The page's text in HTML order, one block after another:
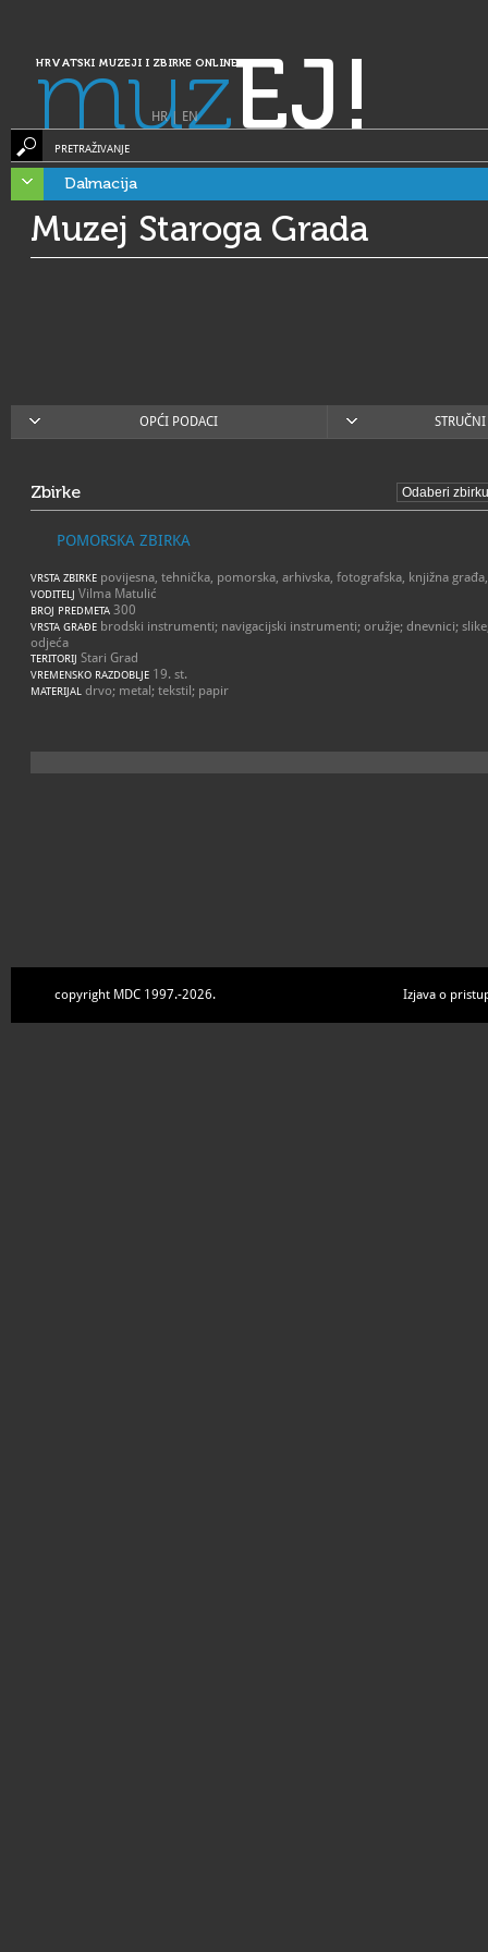
HRVATSKI MUZEJI I ZBIRKE ONLINE
muzEJ!
HR| EN
PRETRAŽIVANJE
Dalmacija
Muzej Staroga Grada
OPĆI PODACI
Zbirke
POMORSKA ZBIRKA
VRSTA ZBIRKE povijesna, tehnička, pomorska, arhivska, fotografska, knjižna
VODITELJ Vilma Matulić
BROJ PREDMETA 300
VRSTA GRAĐE brodski instrumenti; navigacijski instrumenti; oružje; dnevnici;
odjeća
TERITORIJ Stari Grad
VREMENSKO RAZDOBLJE 19. st.
MATERIJAL drvo; metal; tekstil; papir
copyright MDC 1997.-2026. Izjava o